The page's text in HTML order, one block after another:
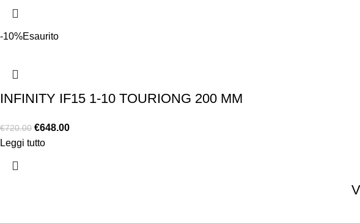
-10%Esaurito
INFINITY IF15 1-10 TOURIONG 200 MM
€720.00 €648.00
Leggi tutto